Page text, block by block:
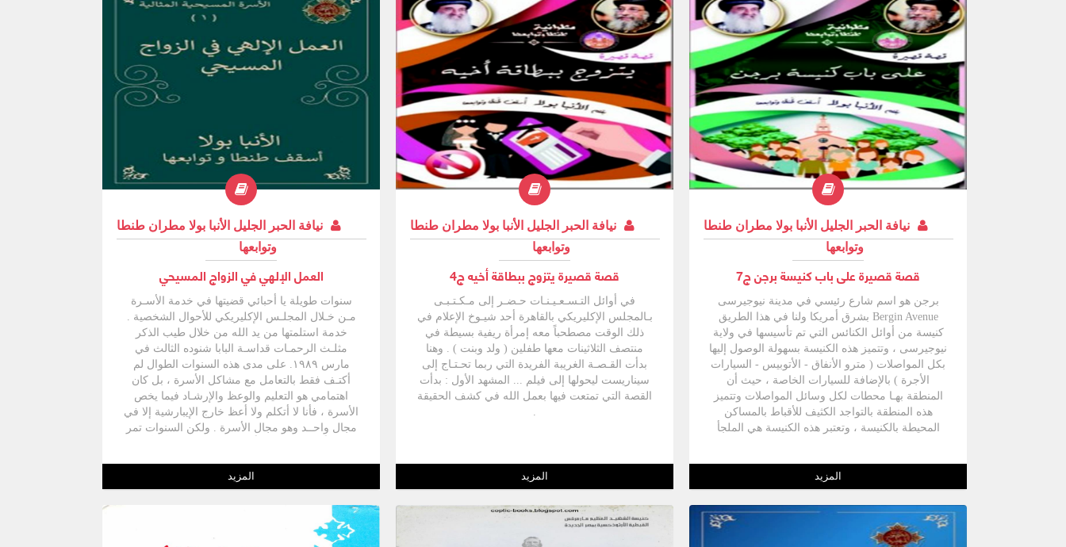
نيافة الحبر الجليل الأنبا بولا مطران طنطا
وتوابعها
قصة قصيرة على باب كنيسة برجن ج7
برجن هو اسم شارع رئيسي في مدينة نيوجيرسى
Bergin Avenue بشرق أمريكا ولنا في هذا الطريق
كنيسة من أوائل الكنائس التي تم تأسيسها في ولاية
نيوجيرسى ، وتتميز هذه الكنيسة بسهولة الوصول إليها
بكل المواصلات ( مترو الأنفاق - الأتوبيس - السيارات
الأجرة ) بالإضافة للسيارات الخاصة ، حيث أن
المنطقة بهـا محطات لكل وسائل المواصلات وتتميز
هذه المنطقة بالتواجد الكثيف للأقباط بالمساكن
المحيطة بالكنيسة ، وتعتبر هذه الكنيسة هي الملجأ
والقديس الأنبا شنودة رئيس المتوحدين ، وتخدم أكبر
تجمع قبطي في منطقة نيوجيرسى ،
المزيد
نيافة الحبر الجليل الأنبا بولا مطران طنطا
وتوابعها
قصة قصيرة يتزوج ببطاقة أخيه ج4
في أوائل التـسـعـيـنـات حـضـر إلى مـكـتـبـى
بـالمجلس الإكليريكي بالقاهرة أحد شيـوخ الإعلام في
ذلك الوقت مصطحباً معه إمرأة ريفية بسيطة في
منتصف الثلاثينات معها طفلين ( ولد وبنت ) . وهنا
بدأت القـصـة الغريبة الفريدة التي ربما تحـتـاج إلى
سیناریست ليحولها إلى فيلم ... المشهد الأول : بدأت
القصة التي تمتعت فيها بعمل الله في كشف الحقيقة
المزيد
نيافة الحبر الجليل الأنبا بولا مطران طنطا
وتوابعها
العمل الإلهي في الزواج المسيحي
سنوات طويلة يا أحبائي قضيتها في خدمة الأسـرة
مـن خـلال المجلـس الإكليريكي للأحوال الشخصية .
خدمة استلمتها من يد الله من خلال طيب الذكر
مثلـث الرحمـات قداسـة البابا شنوده الثالث في
مارس ١٩٨٩. على مدى هذه السنوات الطوال لم
أكتـف فقط بالتعامل مع مشاكل الأسرة ، بل كان
اهتمامي هو التعليم والوعظ والإرشـاد فيما يخص
الأسرة ، فأنا لا أتكلم ولا أعظ خارج الإيبارشية إلا في
مجال واحــد وهو مجال الأسرة . ولكن السنوات تمر
الأسرة مـن خلال هذه السلسلة من الكتب التي
تشمل كل شيء في مجال الأسرة . فقط يسعدني أن
أقدم لكم هذه السلسلة التي تتضمن دراسات في
الكتاب المقـدس فيما يتعلق بالأسرة وجوانب مرتبطة
بالتربية وعلم النفس الأسري ، وأيضاً فروع عديدة في
المزيد